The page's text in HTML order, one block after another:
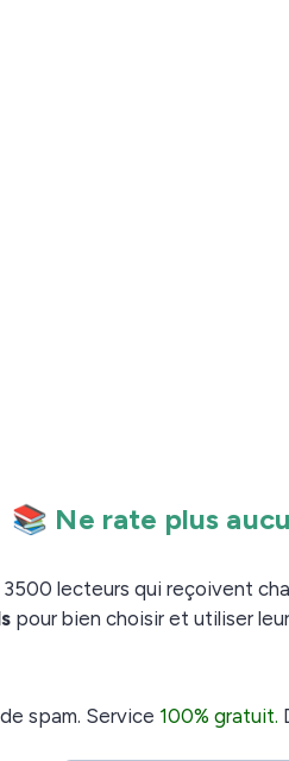
: important
queplus l’écran est grand
pixels.